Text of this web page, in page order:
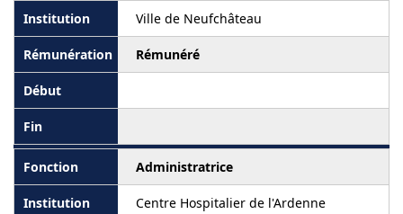
Ville de Neufchâteau
Rémunéré
Administratrice
Centre Hospitalier de l'Ardenne